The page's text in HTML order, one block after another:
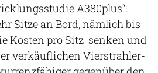
A380plus“.
Sitze an Bord, nämlich bis
Kosten pro Sitz senken und
verkäuflichen Vierstrahler-